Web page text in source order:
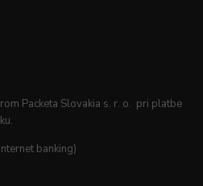
Packeta Slovakia s. r. o. pri platbe
banking)